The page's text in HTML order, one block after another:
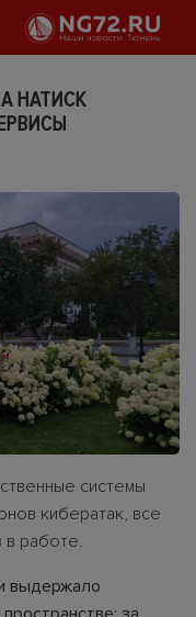
НАТИСК
системы
кибератак, все
в работе.
выдержало